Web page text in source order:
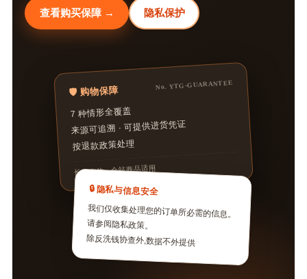
查看购买保障 → 隐私保护
🛡️ 购物保障 No. YTG-GUARANTEE
7 种情形全覆盖
来源可追溯 · 可提供进货凭证
按退款政策处理
长期有效 · 全站商品适用
🔒 隐私与信息安全
我们仅收集处理您的订单所必需的信息。
请参阅隐私政策。
除反洗钱协查外,数据不外提供